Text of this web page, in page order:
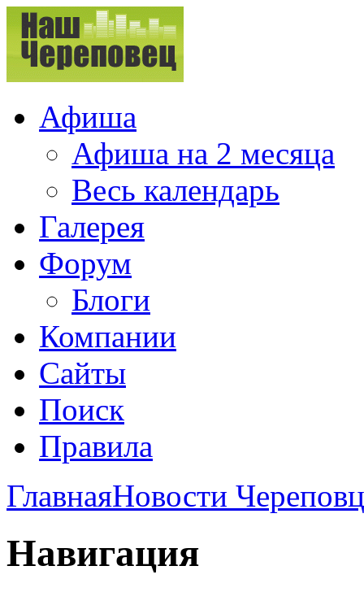
Афиша
Афиша на 2 месяца
Весь календарь
Галерея
Форум
Блоги
Компании
Сайты
Поиск
Правила
ГлавнаяНовости
Навигация